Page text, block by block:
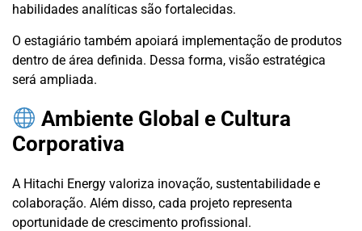
habilidades analíticas são fortalecidas.
O estagiário também apoiará implementação de produtos
dentro de área definida. Dessa forma, visão estratégica
será ampliada.
Ambiente Global e Cultura
Corporativa
A Hitachi Energy valoriza inovação, sustentabilidade e
colaboração. Além disso, cada projeto representa
oportunidade de crescimento profissional.